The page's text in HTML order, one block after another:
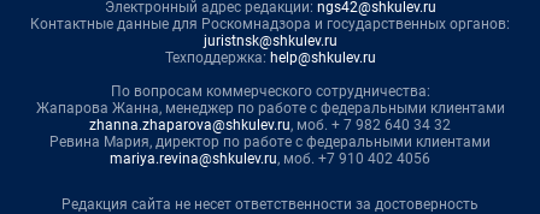
Электронный адрес редакции: ngs42@shkulev.ru
Контактные данные для Роскомнадзора и государственных органов:
juristnsk@shkulev.ru
Техподдержка: help@shkulev.ru
По вопросам коммерческого сотрудничества:
Жапарова Жанна, менеджер по работе с федеральными клиентами
zhanna.zhaparova@shkulev.ru, моб. + 7 982 640 34 32
Ревина Мария, директор по работе с федеральными клиентами
mariya.revina@shkulev.ru, моб. +7 910 402 4056
Редакция сайта не несет ответственности за достоверность